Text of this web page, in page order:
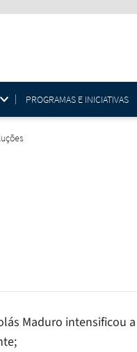
PROGRAMAS E INICIATIVAS
Maduro